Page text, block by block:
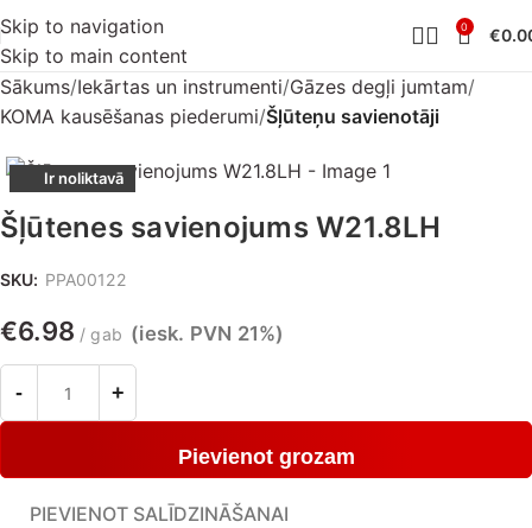
Skip to navigation
Skip to main content
0 €
Sākums Iekārtas un instrumenti Gāzes degļi jumtam
KOMA kausēšanas piederumi Šļūteņu savienotāji
Ir noliktavā
Šļūtenes savienojums W21.8LH
SKU: PPA00122
€6.98 gab (iesk. PVN 21%)
Pievienot grozam
PIEVIENOT SALĪDZINĀŠANAI